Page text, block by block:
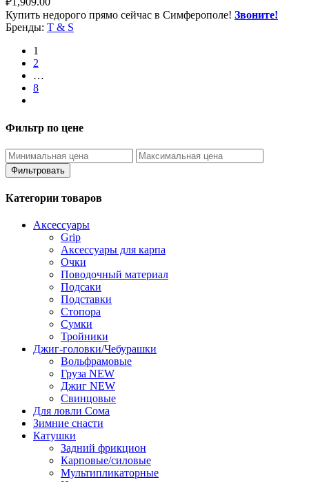
Купить недорого прямо сейчас в Симферополе! Звоните!
Бренды: T & S
1
2
…
8
Фильтр по цене
Фильтровать
Категории товаров
Аксессуары
Grip
Аксессуары для карпа
Очки
Поводочный материал
Подсаки
Подставки
Стопора
Сумки
Тройники
Джиг-головки/Чебурашки
Вольфрамовые
Груза NEW
Джиг NEW
Свинцовые
Для ловли Сома
Зимние снасти
Катушки
Задний фрикцион
Карповые/силовые
Мультипликаторные